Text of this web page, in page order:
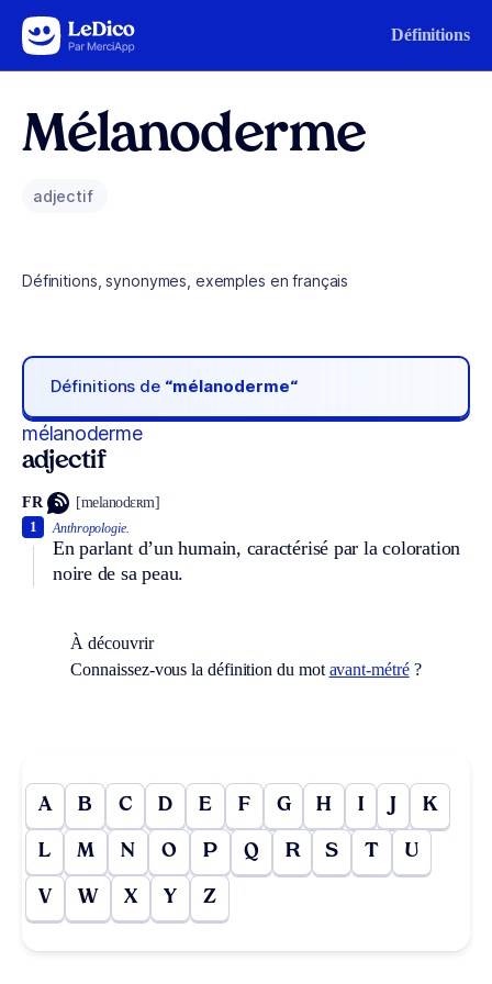
Aller au contenu Définitions
Mélanoderme
adjectif
Définitions, synonymes, exemples en français
Définitions de “mélanoderme“
mélanoderme
adjectif
FR [melanodɛʀm]
Anthropologie.
En parlant d’un humain, caractérisé par la coloration
noire de sa peau.
1
À découvrir
Connaissez-vous la définition du mot avant-métré?
A B C D E F G H I J K
L M N O P Q R S T U
V W X Y Z